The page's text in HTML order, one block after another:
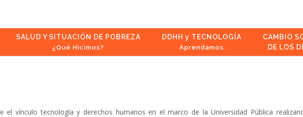
SALUD Y SITUACIÓN DE POBREZA
¿Qué Hicimos?
DDHH y TECNOLOGÍA
Aprendamos
CAMBIO
DE LOS
el vínculo tecnología y derechos humanos en el marco de la Universidad Pública